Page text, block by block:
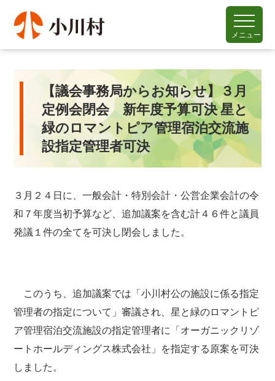
メニュー
【議会事務局からお知らせ】３月
定例会閉会 新年度予算可決 星と
緑のロマントピア管理宿泊交流施
設指定管理者可決
３月２４日に、一般会計・特別会計・公営企業会計の令
和７年度当初予算など、追加議案を含む計４６件と議員
発議１件の全てを可決し閉会しました。
このうち、追加議案では「小川村公の施設に係る指定
管理者の指定について」審議され、星と緑のロマントピ
ア管理宿泊交流施設の指定管理者に「オーガニックリゾ
ートホールディングス株式会社」を指定する原案を可決
しました。